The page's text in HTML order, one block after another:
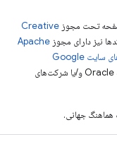
صفحه تحت مجوز Creative
نیز دارای مجوز Apache
خطمشی‌های سایت Google
مراجعه کنید. جاوا علامت تجاری ثبت‌شده Oracle و/یا شرکت‌های